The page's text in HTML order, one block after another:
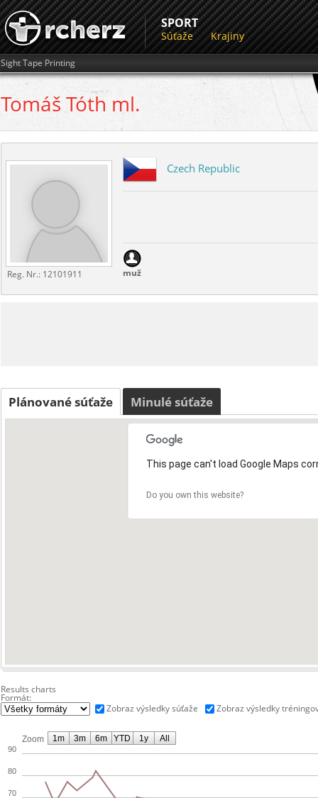
SPORT
Súťaže Krajiny
Sight Tape Printing
Tomáš Tóth ml.
Reg. Nr.: 12101911
Czech Republic
muž
Plánované súťaže Minulé súťaže
This page can't load Google Maps
Do you own this website?
Results charts
Formát:
Zobraz výsledky súťaže
Zobraz výsledky
Zoom
70
80
90
1m 3m 6m YTD 1y All